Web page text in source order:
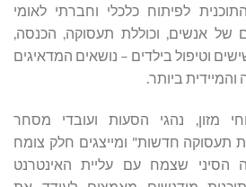
לפיתוח כלכלי וחברתי לאומי
של אנשים, וכוללת תעסוקה, הכנסה,
וטיפול בילדים – נושאים המדאיגים
ביותר.
מזון, נהגי הסעות ועובדי מסחר
תעסוקה חדשות" ומייצגים חלק צומח
הסיני שצמח עם עליית האינטרנט